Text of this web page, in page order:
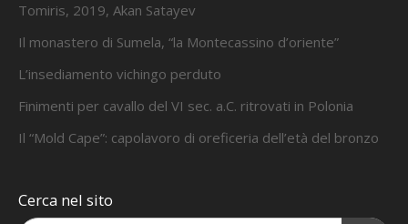
Tomiris, 2019, Akan Satayev
Il monastero di Sumela, “la Montecassino d’oriente”
L’insediamento vichingo perduto
Finimenti per cavallo del VI sec. a.C. ritrovati in Polonia
Il “Mold Cape”: capolavoro di oreficeria dell’età del bronzo
Cerca nel sito